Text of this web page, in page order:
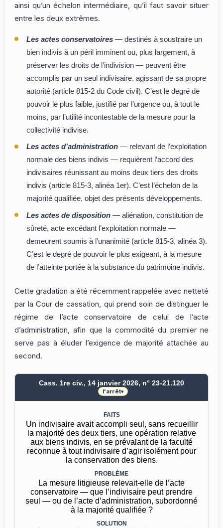
ainsi qu’un échelon intermédiaire, qu’il faut savoir situer
entre les deux extrêmes.
Les actes conservatoires— destinés à soustraire un
bien indivis à un péril imminent ou, plus largement, à
préserver les droits de l’indivision — peuvent être
accomplis par un seul indivisaire, agissant de sa propre
autorité (article 815-2 du Code civil). C’est le degré de
pouvoir le plus faible, justifié par l’urgence ou, à tout le
moins, par l’utilité incontestable de la mesure pour la
collectivité indivise.
Les actes d’administration— relevant de l’exploitation
normale des biens indivis — requièrent l’accord des
indivisaires réunissant au moins deux tiers des droits
indivis (article 815-3, alinéa 1er). C’est l’échelon de la
majorité qualifiée, objet des présents développements.
Les actes de disposition— aliénation, constitution de
sûreté, acte excédant l’exploitation normale —
demeurent soumis à l’unanimité (article 815-3, alinéa 3).
C’est le degré de pouvoir le plus exigeant, à la mesure
de l’atteinte portée à la substance du patrimoine indivis.
Cette gradation a été récemment rappelée avec netteté
par la Cour de cassation, qui prend soin de distinguer le
régime de l’acte conservatoire de celui de l’acte
d’administration, afin que la commodité du premier ne
serve pas à éluder l’exigence de majorité attachée au
second.
Cass. 1re civ., 14 janvier 2026, n° 23-21.120
l'arrêt▾
FAITS
Un indivisaire avait accompli seul, sans recueillir
la majorité des deux tiers, une opération relative
aux biens indivis, en se prévalant de la faculté
reconnue à tout indivisaire d’agir isolément pour
la conservation des biens.
PROBLÈME
La mesure litigieuse relevait-elle de l’acte
conservatoire — que l’indivisaire peut prendre
seul — ou de l’acte d’administration, subordonné
à la majorité qualifiée ?
SOLUTION